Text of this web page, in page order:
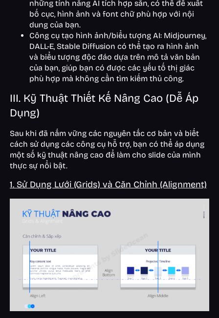
những tính năng AI tích hợp sẵn, có thể đề xuất
bố cục, hình ảnh và font chữ phù hợp với nội
dung của bạn.
Công cụ tạo hình ảnh/biểu tượng AI: Midjourney,
DALL-E, Stable Diffusion có thể tạo ra hình ảnh
và biểu tượng độc đáo dựa trên mô tả văn bản
của bạn, giúp bạn có được các yếu tố thị giác
phù hợp mà không cần tìm kiếm thủ công.
III. Kỹ Thuật Thiết Kế Nâng Cao (Dễ Áp
Dụng)
Sau khi đã nắm vững các nguyên tắc cơ bản và biết
cách sử dụng các công cụ hỗ trợ, bạn có thể áp dụng
một số kỹ thuật nâng cao để làm cho slide của mình
thực sự nổi bật.
1. Sử Dụng Lưới (Grids) và Căn Chỉnh (Alignment)